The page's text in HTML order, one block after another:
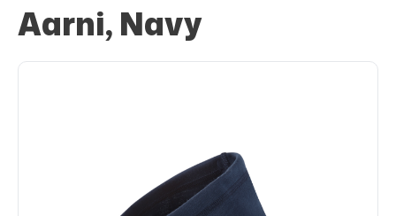
Aarni, Navy